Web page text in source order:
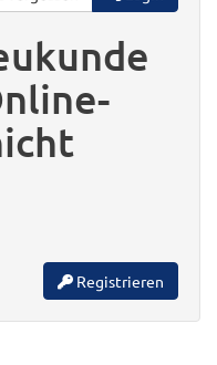
Registrieren